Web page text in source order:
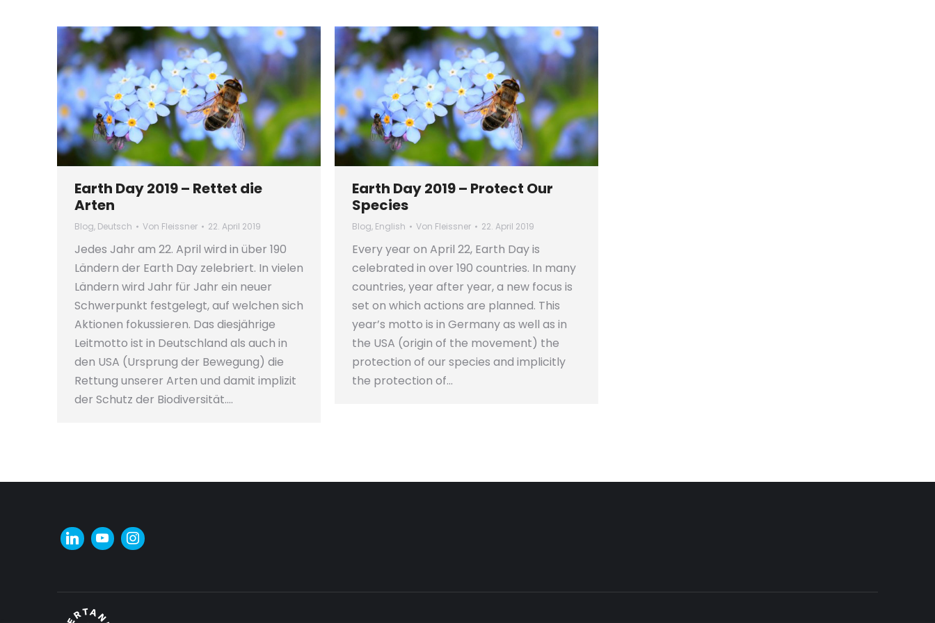
Earth Day 2019 – Rettet die
Arten
Blog, Deutsch Von Fleissner 22. April 2019
Jedes Jahr am 22. April wird in über 190
Ländern der Earth Day zelebriert. In vielen
Ländern wird Jahr für Jahr ein neuer
Schwerpunkt festgelegt, auf welchen sich
Aktionen fokussieren. Das diesjährige
Leitmotto ist in Deutschland als auch in
den USA (Ursprung der Bewegung) die
Rettung unserer Arten und damit implizit
der Schutz der Biodiversität.…
Earth Day 2019 – Protect Our
Species
Blog, English Von Fleissner 22. April 2019
Every year on April 22, Earth Day is
celebrated in over 190 countries. In many
countries, year after year, a new focus is
set on which actions are planned. This
year’s motto is in Germany as well as in
the USA (origin of the movement) the
protection of our species and implicitly
the protection of…